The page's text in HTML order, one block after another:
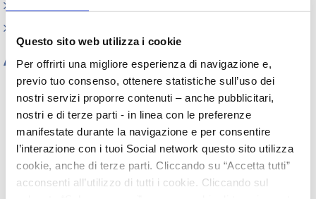
Questo sito web utilizza i cookie
Per offrirti una migliore esperienza di navigazione e,
previo tuo consenso, ottenere statistiche sull’uso dei
nostri servizi proporre contenuti – anche pubblicitari,
nostri e di terze parti - in linea con le preferenze
manifestate durante la navigazione e per consentire
l’interazione con i tuoi Social network questo sito utilizza
cookie, anche di terze parti. Cliccando su “Accetta tutti”
acconsenti all’utilizzo di tutti i cookie. Cliccando sul
Archivio
Tutti gli anni
2026 2025 2024
2023
2022
2021 2020
2019
2018
2017 2016
2015
2014
2013 2012
2011
2010
2009 2008
2007
2006
2005 2004
2003